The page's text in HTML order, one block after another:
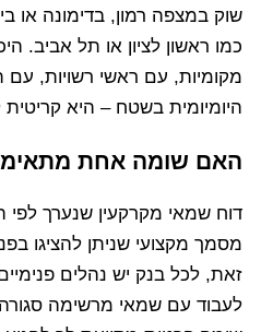
שוק במצפה רמון, בדימונה או
כמו ראשון לציון או תל אביב.
מקומיות, עם ראשי רשויות, עם
היומיומית בשטח – היא
האם שומה אחת
דוח שמאי מקרקעין שנערך לפי
מסמך מקצועי שניתן להציגו
זאת, לכל בנק יש נהלים
לעבוד עם שמאי מרשימה